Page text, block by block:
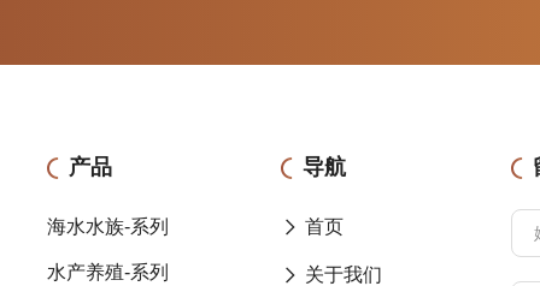
产品
海水水族-系列
水产养殖-系列
导航
首页
关于我们